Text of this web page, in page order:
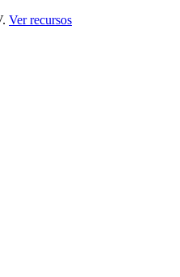
Ver recursos